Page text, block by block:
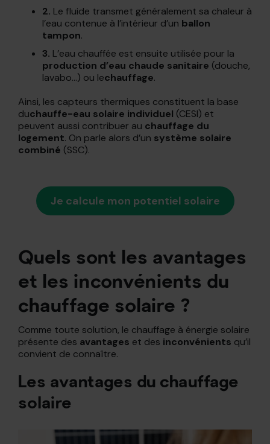
2. Le fluide transmet généralement sa chaleur à
l’eau contenue à l’intérieur d’un ballon
tampon.
3. L’eau chauffée est ensuite utilisée pour la
production d’eau chaude sanitaire (douche,
lavabo…) ou lechauffage.
Ainsi, les capteurs thermiques constituent la base
duchauffe-eau solaire individuel (CESI) et
peuvent aussi contribuer au chauffage du
logement. On parle alors d’un système solaire
combiné (SSC).
Je calcule mon potentiel solaire
Quels sont les avantages
et les inconvénients du
chauffage solaire ?
Comme toute solution, le chauffage à énergie solaire
présente des avantages et des inconvénients qu’il
convient de connaître.
Les avantages du chauffage
solaire